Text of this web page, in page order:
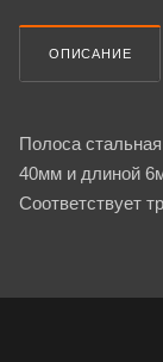
ОПИСАНИЕ
Полоса
40мм и длиной
Соответствует